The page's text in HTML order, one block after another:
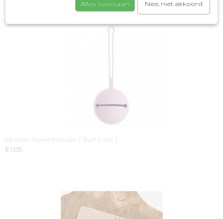
Mushie Speenhouder [ Soft Lilac ]
€ 13,95
Alles toestaan Nee, niet akkoord